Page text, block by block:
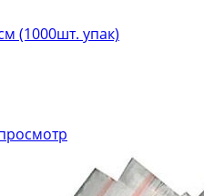
(1000шт. упак)